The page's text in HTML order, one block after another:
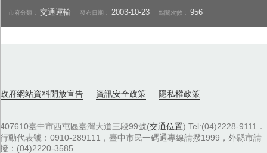
市府分類：交通運輸 發布日期： 2003-10-23 點閱次數：956
政府網站資料開放宣告 資訊安全政策 隱私權政策
407610臺中市西屯區臺灣大道三段99號(交通位置) Tel:(04)2228-9111．
行動代表號：0910-289111，臺中市民一碼通專線請撥1999，外縣市請
撥：(04)2220-3585